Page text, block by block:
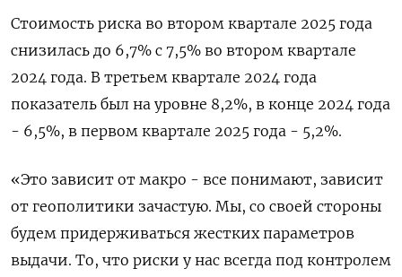
Стоимость риска во втором квартале 2025 года
снизилась до 6,7% с 7,5% во втором квартале
2024 года. В третьем квартале 2024 года
показатель был на уровне 8,2%, в конце 2024 года
- 6,5%, в первом квартале 2025 года - 5,2%.
«Это зависит от макро - все понимают, зависит
от геополитики зачастую. Мы, со своей стороны
будем придерживаться жестких параметров
выдачи. То, что риски у нас всегда под контролем